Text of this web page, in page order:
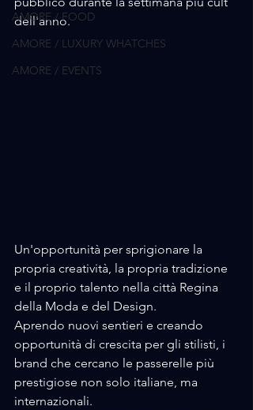
AMORE / FOOD
AMORE / LUXURY WHATCHES
AMORE / EVENTS
dell'anno.
Un'opportunità per sprigionare la
propria creatività, la propria tradizione
e il proprio talento nella città Regina
della Moda e del Design.
Aprendo nuovi sentieri e creando
opportunità di crescita per gli stilisti, i
brand che cercano le passerelle più
prestigiose non solo italiane, ma
internazionali.